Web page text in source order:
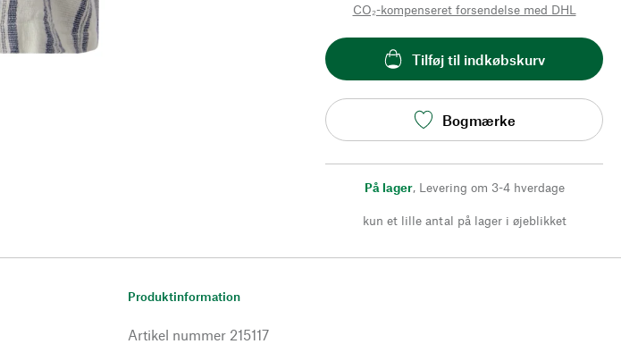
CO₂-kompenseret forsendelse med DHL
Tilføj til indkøbskurv
Bogmærke
På lager, Levering om 3-4 hverdage
kun et lille antal på lager i øjeblikket
Produktinformation
Artikel nummer 215117